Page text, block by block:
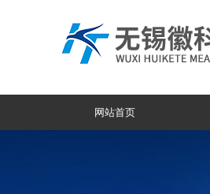
网站首页